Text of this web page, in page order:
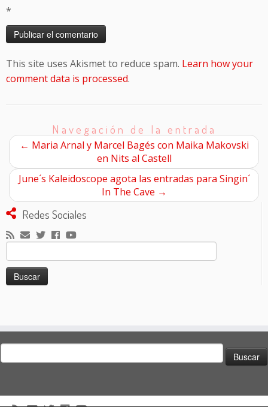
*
This site uses Akismet to reduce spam. Learn how your
comment data is processed.
Navegación de la entrada
← Maria Arnal y Marcel Bagés con Maika Makovski
en Nits al Castell
June´s Kaleidoscope agota las entradas para Singin´
In The Cave →
Redes Sociales
Buscar:
Buscar: